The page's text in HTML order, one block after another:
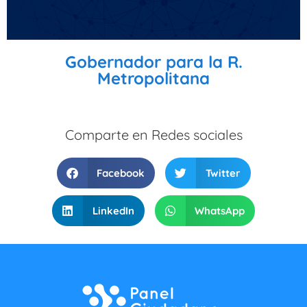
Gobernador para la R.
Metropolitana
Comparte en Redes sociales
Facebook Twitter
LinkedIn WhatsApp